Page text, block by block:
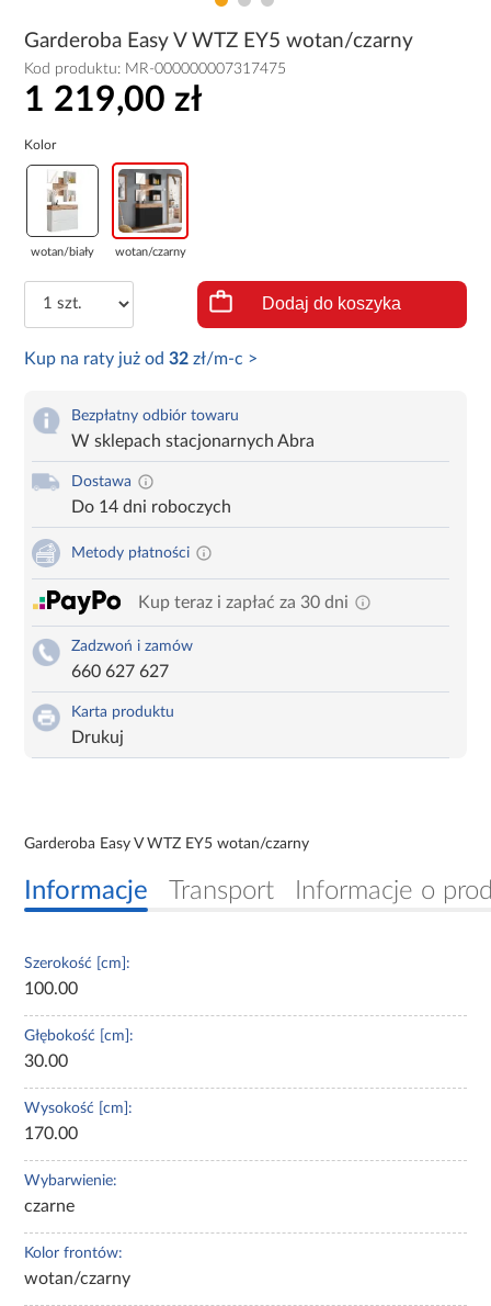
Garderoba Easy V WTZ EY5 wotan/czarny
Kod produktu: MR-000000007317475
1 219,00 zł
Kolor
wotan/biały wotan/czarny
Dodaj do koszyka
Kup na raty już od32 zł/m-c >
Bezpłatny odbiór towaru
W sklepach stacjonarnych Abra
Dostawa
Do 14 dni roboczych
Metody płatności
Kup teraz i zapłać za 30 dni
Zadzwoń i zamów
660 627 627
Karta produktu
Drukuj
Garderoba Easy V WTZ EY5 wotan/czarny
Informacje Transport Informacje o
Szerokość [cm]:
100.00
Głębokość [cm]:
30.00
Wysokość [cm]:
170.00
Wybarwienie:
czarne
Kolor frontów:
wotan/czarny